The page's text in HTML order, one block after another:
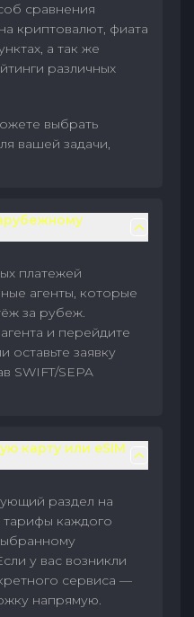
сравнения
криптовалют, фиата
а так же
различных
выбрать
вашей задачи,
платежей
агенты, которые
за рубеж.
и перейдите
оставьте заявку
SWIFT/SEPA
карту или eSIM
раздел на
тарифы каждого
у вас возникли
сервиса —
напрямую.